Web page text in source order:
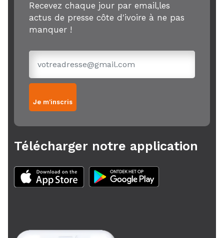
Recevez chaque jour par email,les
actus de presse côte d'ivoire à ne pas
manquer !
Je m'inscris
Télécharger notre application